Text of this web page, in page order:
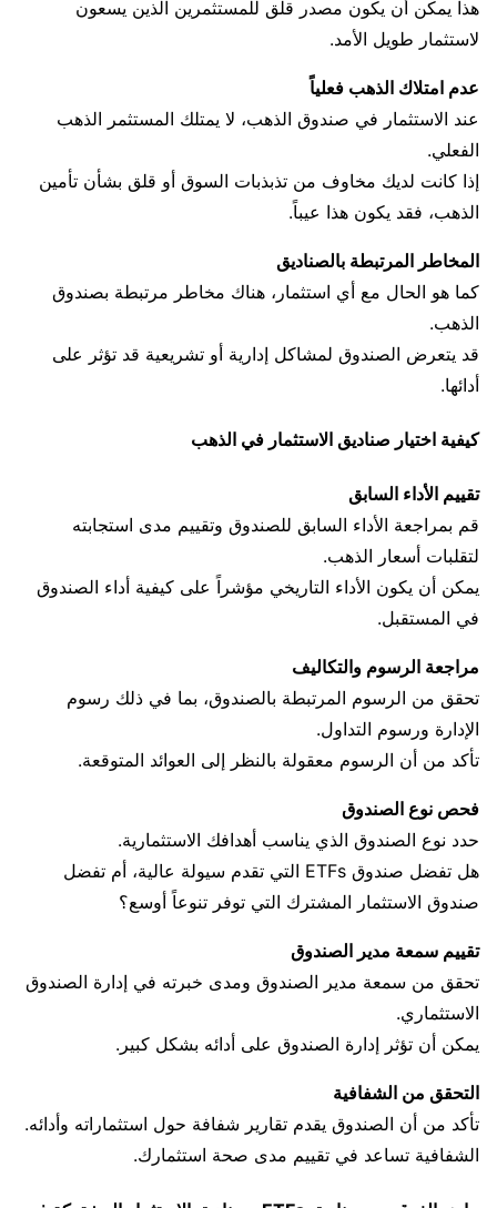
هذا يمكن أن يكون مصدر قلق للمستثمرين الذين يسعون
لاستثمار طويل الأمد.
عدم امتلاك الذهب فعلياً
عند الاستثمار في صندوق الذهب، لا يمتلك المستثمر الذهب
الفعلي.
إذا كانت لديك مخاوف من تذبذبات السوق أو قلق بشأن تأمين
الذهب، فقد يكون هذا عيباً.
المخاطر المرتبطة بالصناديق
كما هو الحال مع أي استثمار، هناك مخاطر مرتبطة بصندوق
الذهب.
قد يتعرض الصندوق لمشاكل إدارية أو تشريعية قد تؤثر على
أدائها.
كيفية اختيار صناديق الاستثمار في الذهب
تقييم الأداء السابق
قم بمراجعة الأداء السابق للصندوق وتقييم مدى استجابته
لتقلبات أسعار الذهب.
يمكن أن يكون الأداء التاريخي مؤشراً على كيفية أداء الصندوق
في المستقبل.
مراجعة الرسوم والتكاليف
تحقق من الرسوم المرتبطة بالصندوق، بما في ذلك رسوم
الإدارة ورسوم التداول.
تأكد من أن الرسوم معقولة بالنظر إلى العوائد المتوقعة.
فحص نوع الصندوق
حدد نوع الصندوق الذي يناسب أهدافك الاستثمارية.
هل تفضل صندوق ETFs التي تقدم سيولة عالية، أم تفضل
صندوق الاستثمار المشترك التي توفر تنوعاً أوسع؟
تقييم سمعة مدير الصندوق
تحقق من سمعة مدير الصندوق ومدى خبرته في إدارة الصندوق
الاستثماري.
يمكن أن تؤثر إدارة الصندوق على أدائه بشكل كبير.
التحقق من الشفافية
تأكد من أن الصندوق يقدم تقارير شفافة حول استثماراته وأدائه.
الشفافية تساعد في تقييم مدى صحة استثمارك.